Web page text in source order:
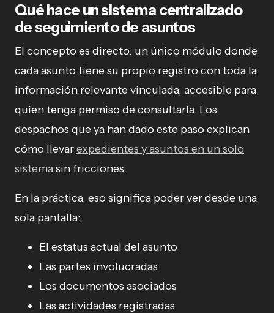
Qué hace un sistema centralizado
de seguimiento de asuntos
El concepto es directo: un único módulo donde
cada asunto tiene su propio registro con toda la
información relevante vinculada, accesible para
quien tenga permiso de consultarla. Los
despachos que ya han dado este paso explican
cómo llevarexpedientes y asuntos en un solo
sistemasin fricciones.
En la práctica, eso significa poder ver desde una
sola pantalla:
El estatus actual del asunto
Las partes involucradas
Los documentos asociados
Las actividades registradas